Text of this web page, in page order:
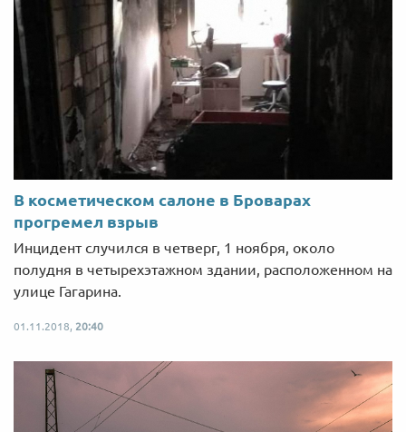
В косметическом салоне в Броварах
прогремел взрыв
Инцидент случился в четверг, 1 ноября, около
полудня в четырехэтажном здании, расположенном на
улице Гагарина.
01.11.2018, 20:40